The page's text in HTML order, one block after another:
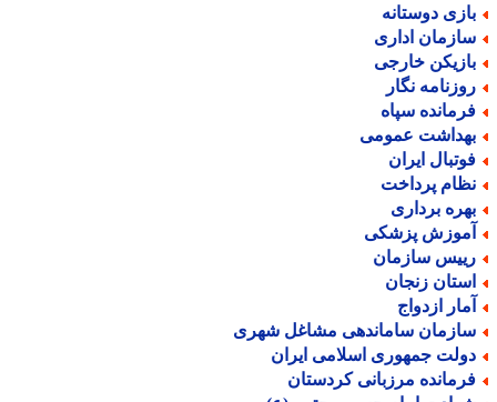
دوستانه
اداری
خارجی
نگار
سپاه
عمومی
ایران
پرداخت
برداری
پزشکی
سازمان
زنجان
ازدواج
ساماندهی مشاغل شهری
جمهوری اسلامی ایران
مرزبانی کردستان